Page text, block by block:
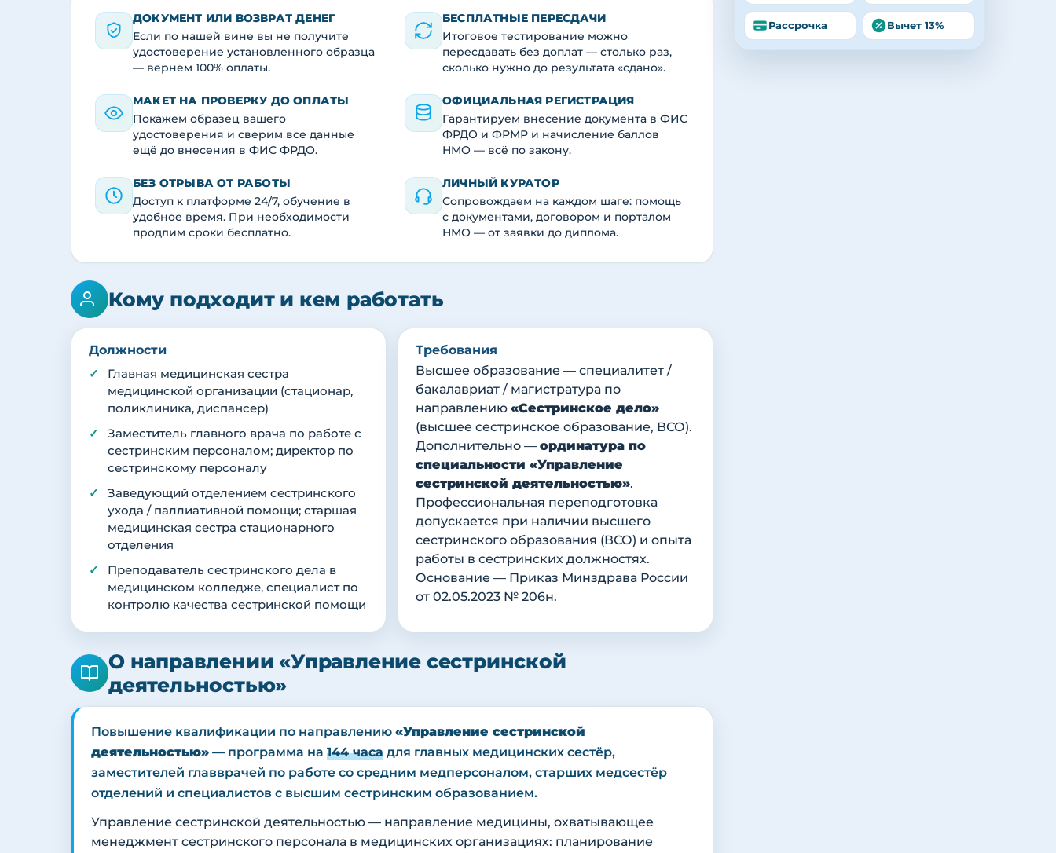
ДОКУМЕНТ ИЛИ ВОЗВРАТ ДЕНЕГ
Если по нашей вине вы не получите
удостоверение установленного образца
— вернём 100% оплаты.
БЕСПЛАТНЫЕ ПЕРЕСДАЧИ
Итоговое тестирование можно
пересдавать без доплат — столько раз,
сколько нужно до результата «сдано».
МАКЕТ НА ПРОВЕРКУ ДО ОПЛАТЫ
Покажем образец вашего
удостоверения и сверим все данные
ещё до внесения в ФИС ФРДО.
ОФИЦИАЛЬНАЯ РЕГИСТРАЦИЯ
Гарантируем внесение документа в ФИС
ФРДО и ФРМР и начисление баллов
НМО — всё по закону.
БЕЗ ОТРЫВА ОТ РАБОТЫ
Доступ к платформе 24/7, обучение в
удобное время. При необходимости
продлим сроки бесплатно.
ЛИЧНЫЙ КУРАТОР
Сопровождаем на каждом шаге: помощь
с документами, договором и порталом
НМО — от заявки до диплома.
Кому подходит и кем работать
Должности
Главная медицинская сестра
медицинской организации (стационар,
поликлиника, диспансер)
Заместитель главного врача по работе с
сестринским персоналом; директор по
сестринскому персоналу
Заведующий отделением сестринского
ухода / паллиативной помощи; старшая
медицинская сестра стационарного
отделения
Преподаватель сестринского дела в
медицинском колледже, специалист по
контролю качества сестринской помощи
Требования
Высшее образование — специалитет /
бакалавриат / магистратура по
направлению «Сестринское дело»
(высшее сестринское образование, ВСО).
Дополнительно — ординатура по
специальности «Управление
сестринской деятельностью».
Профессиональная переподготовка
допускается при наличии высшего
сестринского образования (ВСО) и опыта
работы в сестринских должностях.
Основание — Приказ Минздрава России
от 02.05.2023 № 206н.
О направлении «Управление сестринской
деятельностью»
Повышение квалификации по направлению «Управление сестринской
деятельностью» — программа на 144 часа для главных медицинских сестёр,
заместителей главврачей по работе со средним медперсоналом, старших медсестёр
отделений и специалистов с высшим сестринским образованием.
Управление сестринской деятельностью — направление медицины, охватывающее
менеджмент сестринского персонала в медицинских организациях: планирование
Рассрочка Вычет 13%